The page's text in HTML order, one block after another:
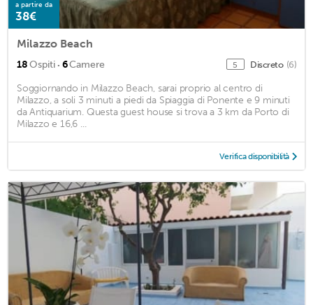
a partire da
38€
Milazzo Beach
18Ospiti · 6Camere 5 Discreto (6)
Soggiornando in Milazzo Beach, sarai proprio al centro di
Milazzo, a soli 3 minuti a piedi da Spiaggia di Ponente e 9 minuti
da Antiquarium. Questa guest house si trova a 3 km da Porto di
Milazzo e 16,6 ...
Verifica disponibilità